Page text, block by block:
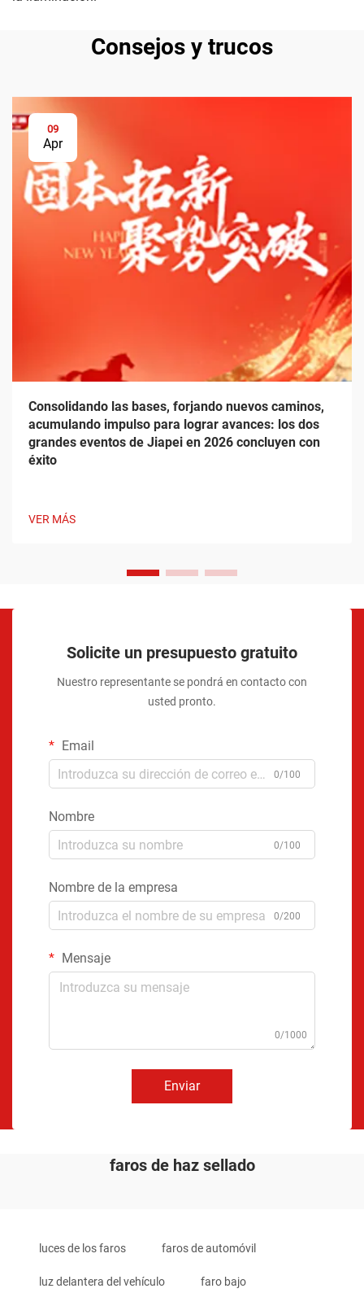
Consejos y trucos
09
Apr
Consolidando las bases, forjando nuevos caminos,
acumulando impulso para lograr avances: los dos
grandes eventos de Jiapei en 2026 concluyen con
éxito
VER MÁS
Solicite un presupuesto gratuito
Nuestro representante se pondrá en contacto con
usted pronto.
Email
0/100
Nombre
0/100
Nombre de la empresa
0/200
Mensaje
0/1000
Enviar
faros de haz sellado
luces de los faros faros de automóvil
luz delantera del vehículo faro bajo